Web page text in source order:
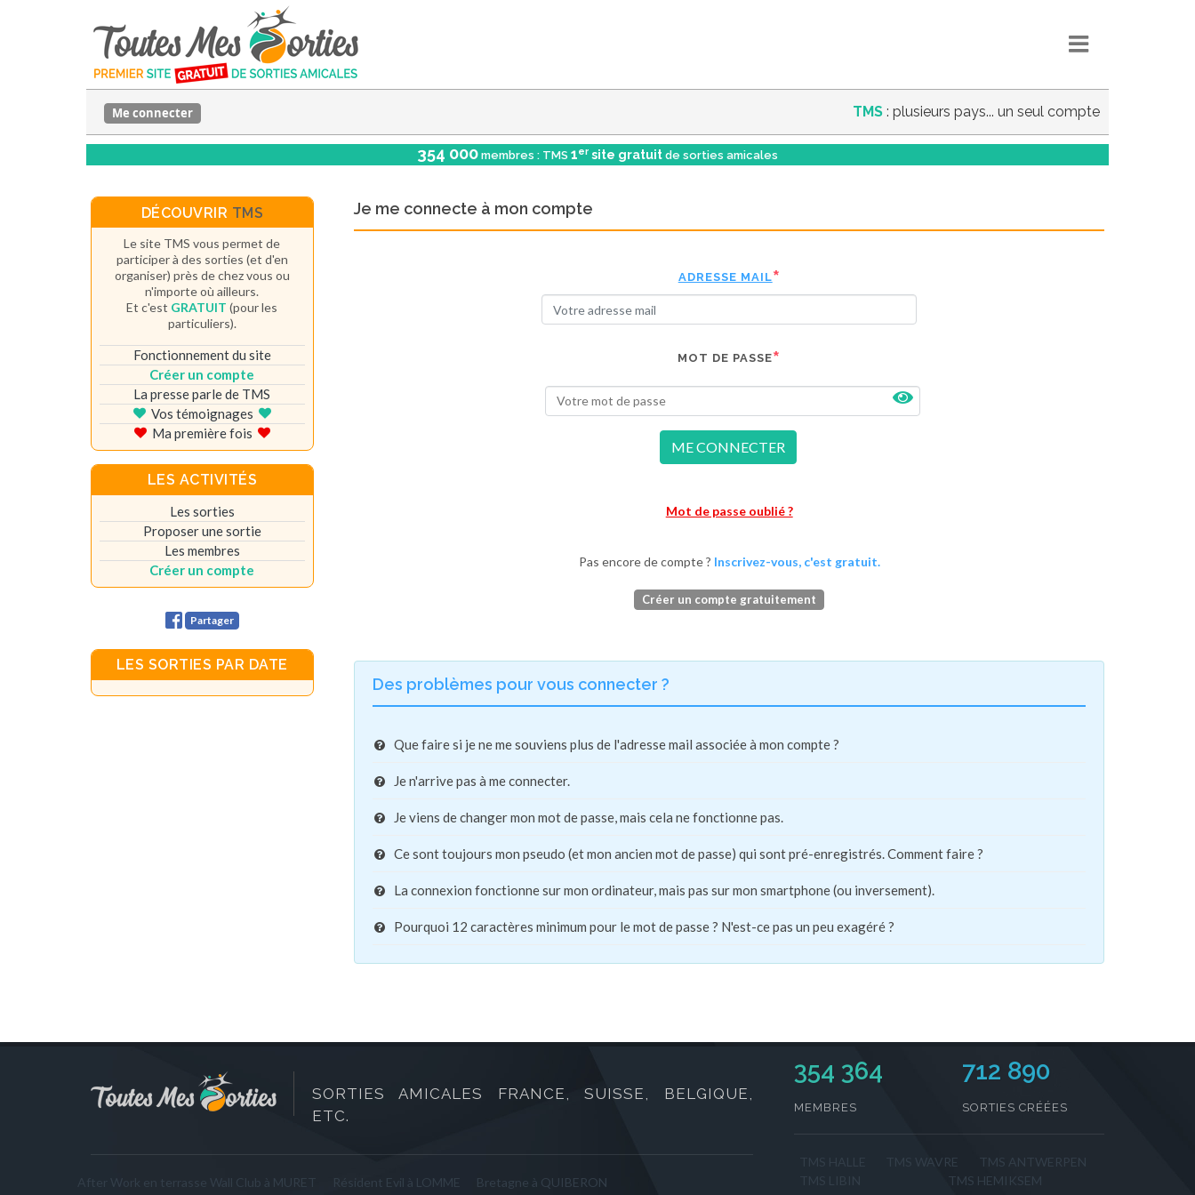
TMS : plusieurs pays... un seul compte
Me connecter
354 000 membres : TMS 1er site gratuit de sorties amicales
Je me connecte à mon compte
ADRESSE MAIL
MOT DE PASSE
ME CONNECTER
Mot de passe oublié ?
Pas encore de compte ? Inscrivez-vous, c'est gratuit.
Créer un compte gratuitement
Des problèmes pour vous connecter ?
Que faire si je ne me souviens plus de l'adresse mail associée à mon compte ?
Je n'arrive pas à me connecter.
Je viens de changer mon mot de passe, mais cela ne fonctionne pas.
Ce sont toujours mon pseudo (et mon ancien mot de passe) qui sont pré-enregistrés. Comment faire ?
La connexion fonctionne sur mon ordinateur, mais pas sur mon smartphone (ou inversement).
Pourquoi 12 caractères minimum pour le mot de passe ? N'est-ce pas un peu exagéré ?
DÉCOUVRIR TMS
Le site TMS vous permet de
participer à des sorties (et d'en
organiser) près de chez vous ou
n'importe où ailleurs.
Et c'est GRATUIT (pour les
particuliers).
Fonctionnement du site
Créer un compte
La presse parle de TMS
Vos témoignages
Ma première fois
LES ACTIVITÉS
Les sorties
Proposer une sortie
Les membres
Créer un compte
Partager
LES SORTIES PAR DATE
SORTIES AMICALES FRANCE, SUISSE, BELGIQUE,
ETC.
After Work en terrasse Wall Club à MURET Résident Evil à LOMME
Bretagne à QUIBERON
354 364
MEMBRES
712 890
SORTIES CRÉÉES
TMS WAVRE
TMS ANTWERPEN
TMS HEMIKSEM